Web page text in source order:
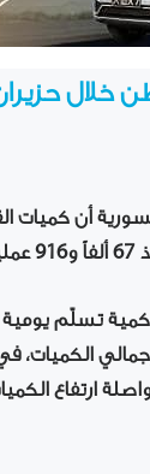
أن
وحدها على ما يقارب
ارتفاع